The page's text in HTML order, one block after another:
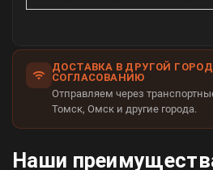
ДОСТАВКА В ДРУГОЙ
СОГЛАСОВАНИЮ
Отправляем через
Томск, Омск и другие города.
Наши